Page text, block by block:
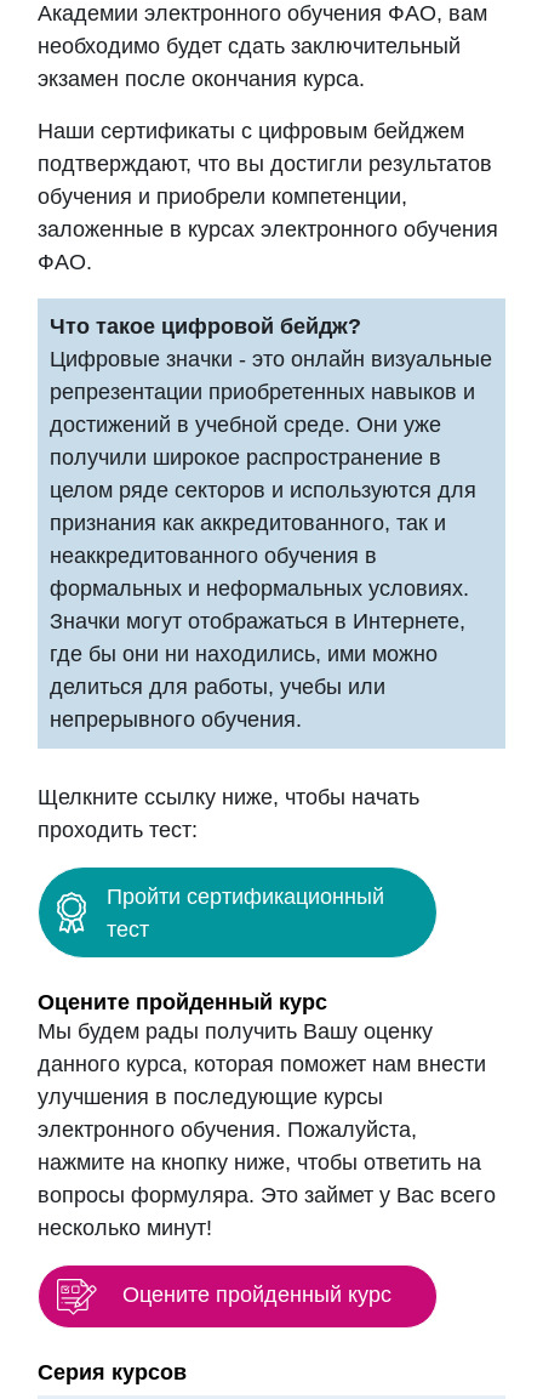
Академии электронного обучения ФАО, вам
необходимо будет сдать заключительный
экзамен после окончания курса.
Наши сертификаты с цифровым бейджем
подтверждают, что вы достигли результатов
обучения и приобрели компетенции,
заложенные в курсах электронного обучения
ФАО.
Что такое цифровой бейдж?
Цифровые значки - это онлайн визуальные
репрезентации приобретенных навыков и
достижений в учебной среде. Они уже
получили широкое распространение в
целом ряде секторов и используются для
признания как аккредитованного, так и
неаккредитованного обучения в
формальных и неформальных условиях.
Значки могут отображаться в Интернете,
где бы они ни находились, ими можно
делиться для работы, учебы или
непрерывного обучения.
Щелкните ссылку ниже, чтобы начать
проходить тест:
Пройти сертификационный
тест
Оцените пройденный курс
Мы будем рады получить Вашу оценку
данного курса, которая поможет нам внести
улучшения в последующие курсы
электронного обучения. Пожалуйста,
нажмите на кнопку ниже, чтобы ответить на
вопросы формуляра. Это займет у Вас всего
несколько минут!
Оцените пройденный курс
Блоки
Серия курсов